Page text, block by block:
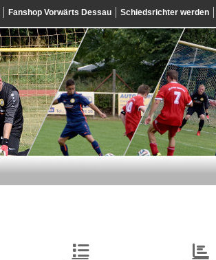
Fanshop Vorwärts Dessau Schiedsrichter werden